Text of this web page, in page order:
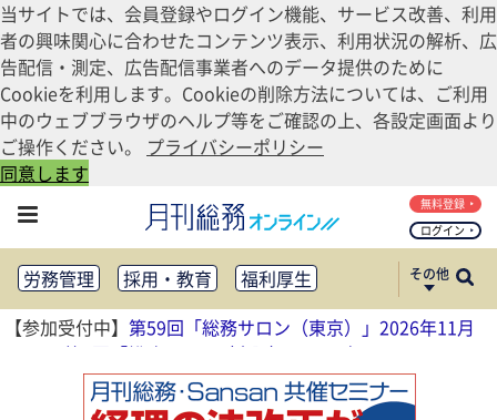
当サイトでは、会員登録やログイン機能、サービス改善、利用
者の興味関心に合わせたコンテンツ表示、利用状況の解析、広
告配信・測定、広告配信事業者へのデータ提供のために
Cookieを利用します。Cookieの削除方法については、ご利用
中のウェブブラウザのヘルプ等をご確認の上、各設定画面より
ご操作ください。 プライバシーポリシー
同意します
ログイン
無料登録
労務管理 採用・教育
福利厚生
健康経営
働き方改革
法務・コンプライアンス
リスクマネジメント・BCP
社外・社内広報
その他
【参加受付中】 第59回「総務サロン（東京）」2026年11月
第4回「総務サロン（大阪）」2026年11月17日